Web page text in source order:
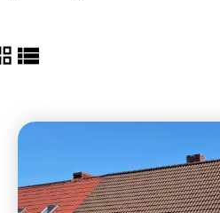
tabela
lista